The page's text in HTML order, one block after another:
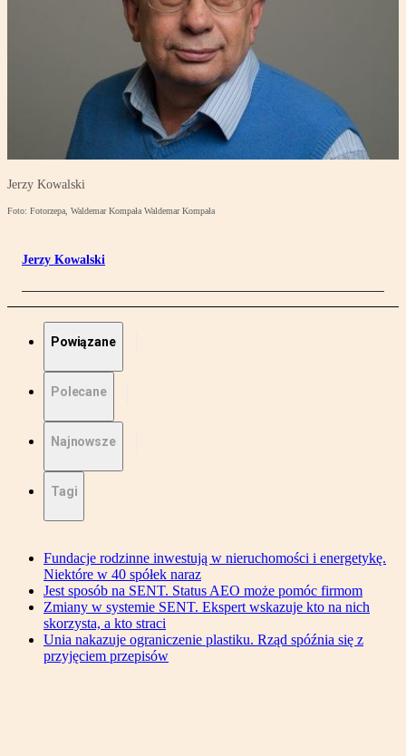
Jerzy Kowalski
Foto: Fotorzepa, Waldemar Kompała Waldemar Kompała
Jerzy Kowalski
Powiązane
Polecane
Najnowsze
Tagi
Fundacje rodzinne inwestują w nieruchomości i energetykę.
Niektóre w 40 spółek naraz
Jest sposób na SENT. Status AEO może pomóc firmom
Zmiany w systemie SENT. Ekspert wskazuje kto na nich
skorzysta, a kto straci
Unia nakazuje ograniczenie plastiku. Rząd spóźnia się z
przyjęciem przepisów